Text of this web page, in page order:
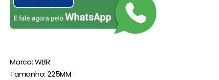
Marca: WBR
Tamanho: 225MM